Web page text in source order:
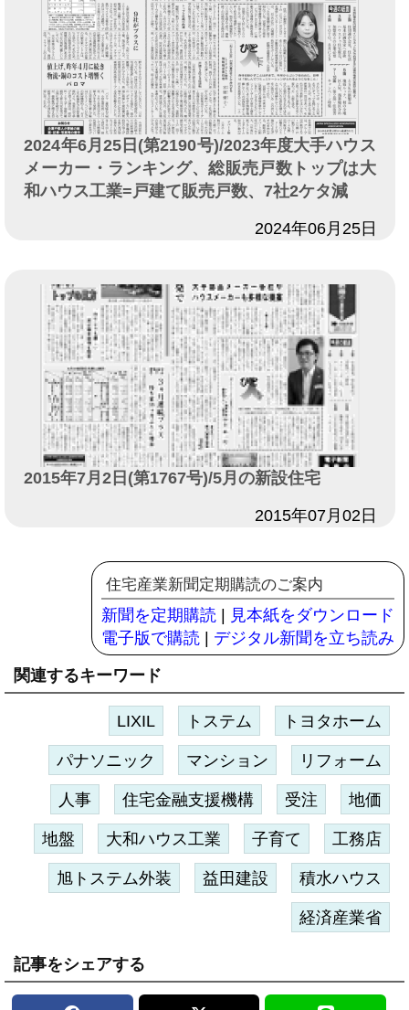
2024年6月25日(第2190号)/2023年度大手ハウス
メーカー・ランキング、総販売戸数トップは大
和ハウス工業=戸建て販売戸数、7社2ケタ減
2024年06月25日
2015年7月2日(第1767号)/5月の新設住宅
2015年07月02日
住宅産業新聞定期購読のご案内
新聞を定期購読 | 見本紙をダウンロード
電子版で購読 | デジタル新聞を立ち読み
関連するキーワード
LIXIL トステム トヨタホーム
パナソニック マンション リフォーム
人事 住宅金融支援機構 受注 地価
地盤 大和ハウス工業 子育て 工務店
旭トステム外装 益田建設 積水ハウス
経済産業省
記事をシェアする